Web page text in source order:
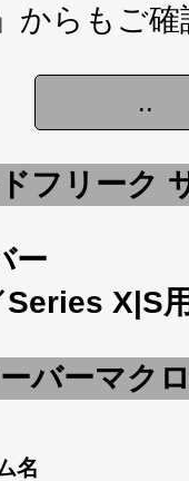
からもご確
フリーク
ー
X|S
バーマク
名